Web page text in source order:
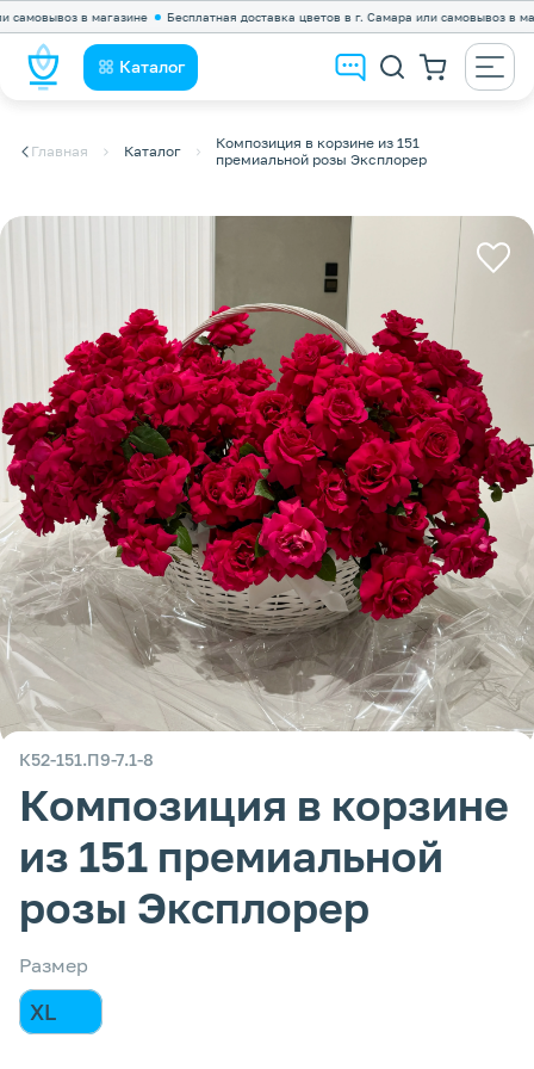
в магазине Бесплатная доставка цветов в г. Самара или самовывоз в
Каталог
Главная Каталог
Композиция в корзине из 151
премиальной розы Эксплорер
К52-151.П9-7.1-8
Композиция в корзине
из 151 премиальной
розы Эксплорер
Размер
XL